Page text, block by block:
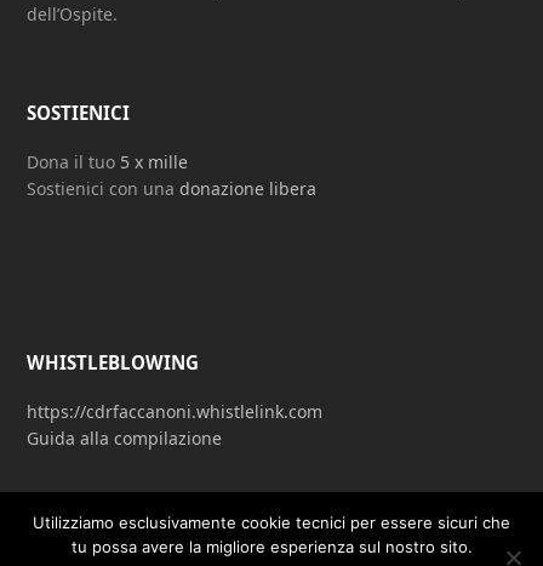
dell’Ospite.
SOSTIENICI
Dona il tuo 5 x mille
Sostienici con unadonazione libera
WHISTLEBLOWING
https://cdrfaccanoni.whistlelink.com
Guida alla compilazione
© 2026 - P. A. Faccanoni ETS - C.F. 80024990162 – P. IVA 01523020160 -
Utilizziamo esclusivamente cookie tecnici per essere sicuri che
tu possa avere la migliore esperienza sul nostro sito.